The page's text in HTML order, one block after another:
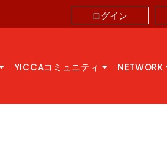
ログイン
YICCAコミュニティ NETWORK